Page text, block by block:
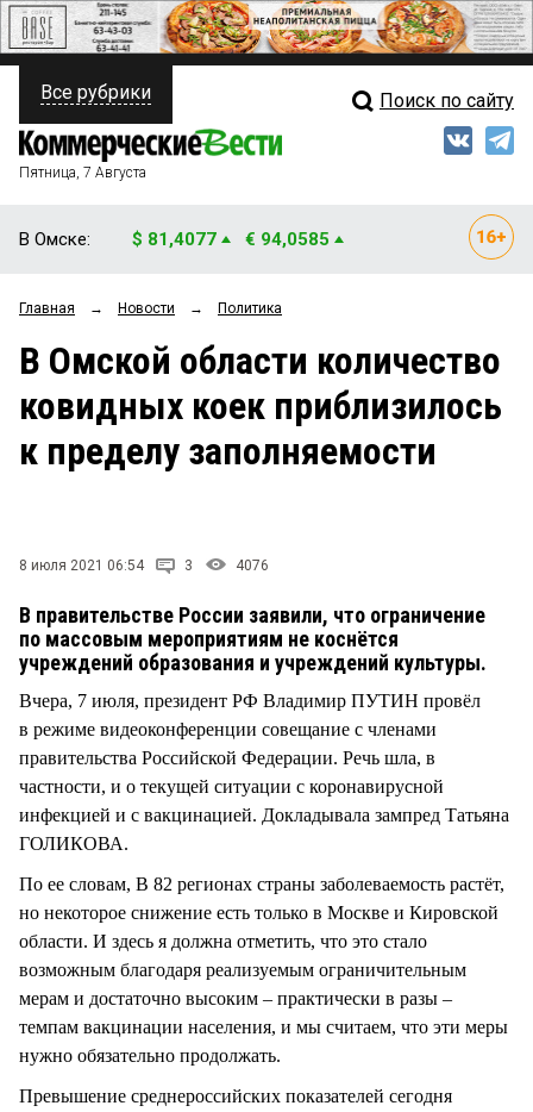
ПОЛИТИКА
ФИНАНСЫ
ОБЩЕСТВО
ЗАКОН
НОВОСТИ КОМПАНИЙ
Свежий выпуск
Рейтинги
Блоги
Архив
Все рубрики Поиск по сайту
Пятница, 7 Августа
В Омске: $ 81,4077 € 94,0585
Главная → Новости → Политика
В Омской области количество
ковидных коек приблизилось
к пределу заполняемости
8 июля 2021 06:54 3 4076
В правительстве России заявили, что ограничение
по массовым мероприятиям не коснётся
учреждений образования и учреждений культуры.
Вчера, 7 июля, президент РФ Владимир ПУТИН провёл
в режиме видеоконференции совещание с членами
правительства Российской Федерации. Речь шла, в
частности, и о текущей ситуации с коронавирусной
инфекцией и с вакцинацией. Докладывала зампред Татьяна
ГОЛИКОВА.
По ее словам, В 82 регионах страны заболеваемость растёт,
но некоторое снижение есть только в Москве и Кировской
области. И здесь я должна отметить, что это стало
возможным благодаря реализуемым ограничительным
мерам и достаточно высоким ‒ практически в разы ‒
темпам вакцинации населения, и мы считаем, что эти меры
нужно обязательно продолжать.
Превышение среднероссийских показателей сегодня